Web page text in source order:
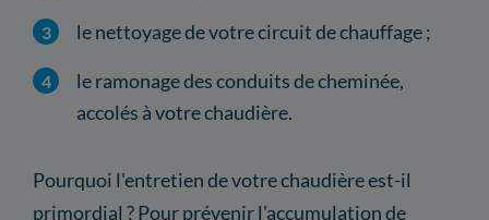
le nettoyage de votre circuit de chauffage ;
le ramonage des conduits de cheminée,
accolés à votre chaudière.
Pourquoi l'entretien de votre chaudière est-il
primordial ? Pour prévenir l'accumulation de